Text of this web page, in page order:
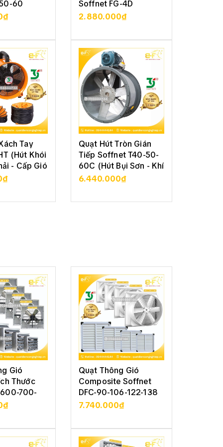
60
TIẾT
Tay
(Hút Khói
- Cấp Gió
TIẾT
Soffnet FG-4D
2.880.000₫
XEM CHI TIẾT
Quạt Hút Tròn Gián
Tiếp Soffnet T40-50-
60C (Hút Bụi Sơn - Khí
Ẩm)
6.440.000₫
XEM CHI TIẾT
Gió
Thước
700-
TIẾT
Quạt Thông Gió
Composite Soffnet
DFC-90-106-122-138
7.740.000₫
XEM CHI TIẾT